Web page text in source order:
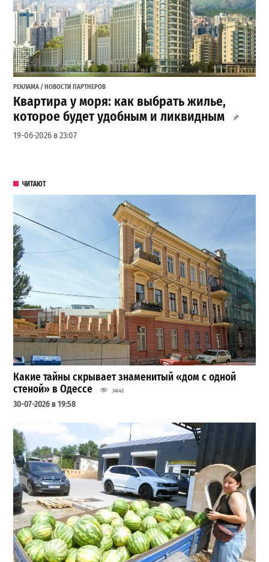
РЕКЛАМА / НОВОСТИ ПАРТНЕРОВ
Квартира у моря: как выбрать жилье,
которое будет удобным и ликвидным
19-06-2026 в 23:07
ЧИТАЮТ
Какие тайны скрывает знаменитый «дом с одной
стеной» в Одессе
34143
30-07-2026 в 19:58